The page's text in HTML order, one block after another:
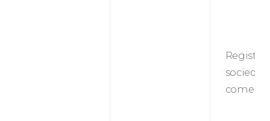
Registro
sociedad